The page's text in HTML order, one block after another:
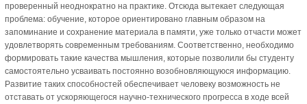
проверенный неоднократно на практике. Отсюда вытекает следующая
проблема: обучение, которое ориентировано главным образом на
запоминание и сохранение материала в памяти, уже только отчасти может
удовлетворять современным требованиям. Соответственно, необходимо
формировать такие качества мышления, которые позволили бы студенту
самостоятельно усваивать постоянно возобновляющуюся информацию.
Развитие таких способностей обеспечивает человеку возможность не
отставать от ускоряющегося научно-технического прогресса в ходе всей